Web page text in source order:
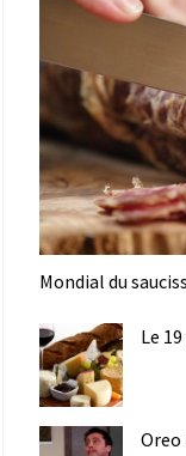
Mondial du
Le
Oreo